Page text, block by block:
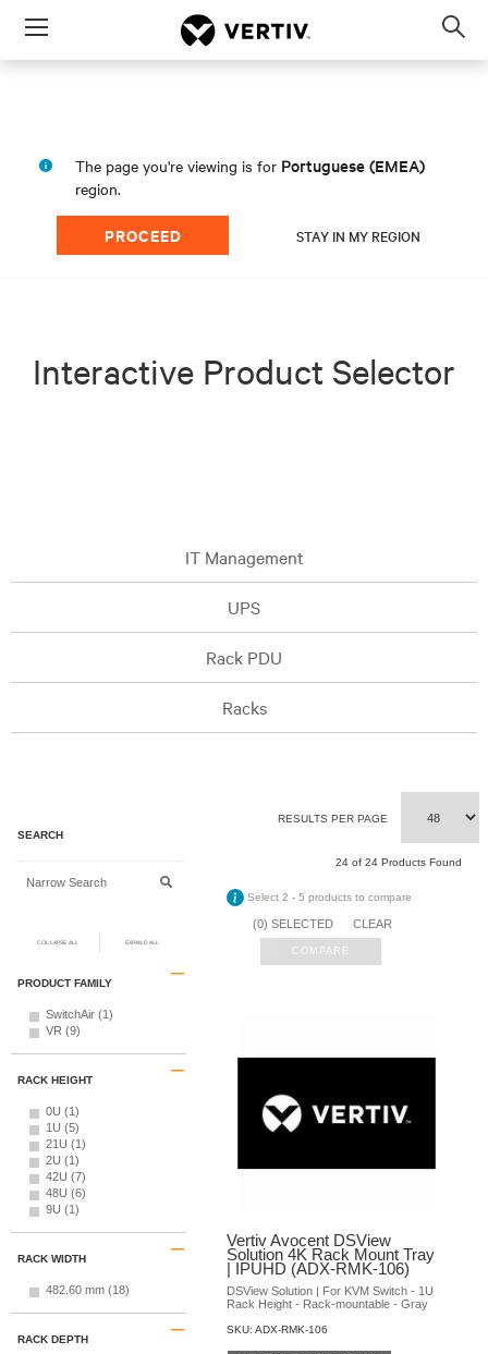
Menu
The page you're viewing is for Portuguese (EMEA)
region.
PROCEED STAY IN MY REGION
Interactive Product Selector
IT Management
UPS
Rack PDU
Racks